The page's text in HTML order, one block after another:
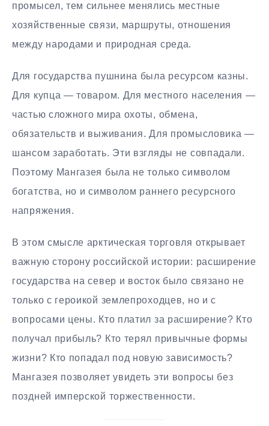
промысел, тем сильнее менялись местные
хозяйственные связи, маршруты, отношения
между народами и природная среда.
Для государства пушнина была ресурсом казны.
Для купца — товаром. Для местного населения —
частью сложного мира охоты, обмена,
обязательств и выживания. Для промысловика —
шансом заработать. Эти взгляды не совпадали.
Поэтому Мангазея была не только символом
богатства, но и символом раннего ресурсного
напряжения.
В этом смысле арктическая торговля открывает
важную сторону российской истории: расширение
государства на север и восток было связано не
только с героикой землепроходцев, но и с
вопросами цены. Кто платил за расширение? Кто
получал прибыль? Кто терял привычные формы
жизни? Кто попадал под новую зависимость?
Мангазея позволяет увидеть эти вопросы без
поздней имперской торжественности.